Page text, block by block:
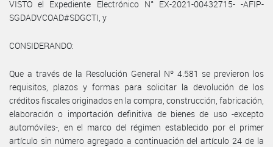
VISTO el Expediente Electrónico N° EX-2021-00432715- -AFIP-
SGDADVCOAD#SDGCTI, y
CONSIDERANDO:
Que a través de la Resolución General Nº 4.581 se previeron los
requisitos, plazos y formas para solicitar la devolución de los
créditos fiscales originados en la compra, construcción, fabricación,
elaboración o importación definitiva de bienes de uso -excepto
automóviles-, en el marco del régimen establecido por el primer
artículo sin número agregado a continuación del artículo 24 de la